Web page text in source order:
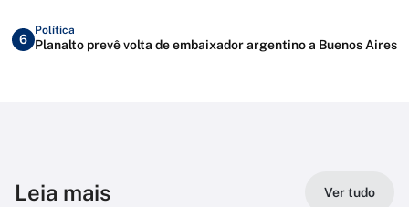
6
Política
Planalto prevê volta de embaixador argentino a Buenos Aires
Leia mais Ver tudo